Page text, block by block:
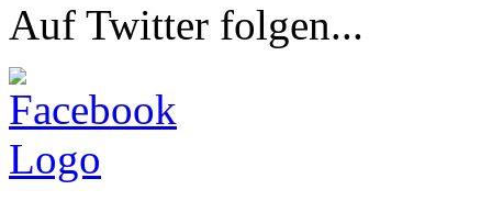
Auf Twitter folgen...